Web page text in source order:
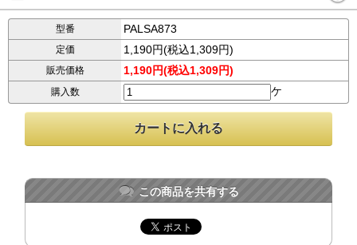
型番 PALSA873
定価 1,190円(税込1,309円)
販売価格 1,190円(税込1,309円)
購入数 ケ
この商品を共有する